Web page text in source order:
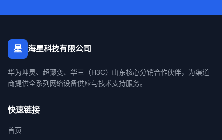
星 海星科技有限公司
华为坤灵、超聚变、华三（H3C）山东核心分销合作伙伴，为渠道
商提供全系列网络设备供应与技术支持服务。
快速链接
首页